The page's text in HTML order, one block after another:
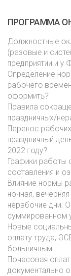
ПРОГРАММА
Должностные
(разовые и
предприятии и у
Определение
рабочего
оформить?
Правила
праздничных/
Перенос
праздничный
2022 году?
Графики работы
составления и
Влияние нормы
ночная,
нерабочие дни.
суммированном
Новые
оплату труда,
больничным.
Почасовая
документально